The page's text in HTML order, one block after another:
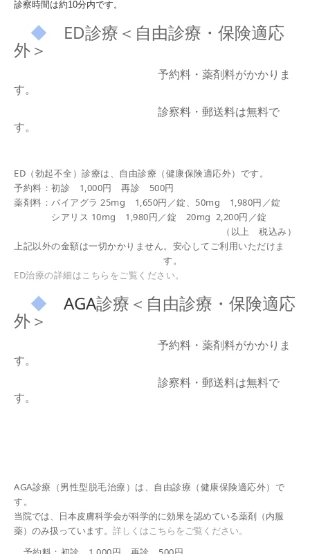
診察時間は約10分内です。
◆ ED診療＜自由診療・保険適応
外＞
予約料・薬剤料がかかりま
す。
診察料・郵送料は無料で
す。
ED（勃起不全）診療は、自由診療（健康保険適応外）です。
予約料：初診 1,000円 再診 500円
薬剤料：バイアグラ 25mg 1,650円／錠、50mg 1,980円／錠
シアリス 10mg 1,980円／錠 20mg 2,200円／錠
（以上 税込み）
上記以外の金額は一切かかりません。 安心してご利用いただけま
す。
ED治療の詳細はこちらをご覧ください。
◆ AGA診療＜自由診療・保険適応
外＞
予約料・薬剤料がかかりま
す。
診察料・郵送料は無料で
す。
AGA診療（男性型脱毛治療）は、自由診療（健康保険適応外）で
す。
当院では、日本皮膚科学会が科学的に効果を認めている薬剤（内服
薬）のみ扱っています。 詳しくはこちらをご覧ください。